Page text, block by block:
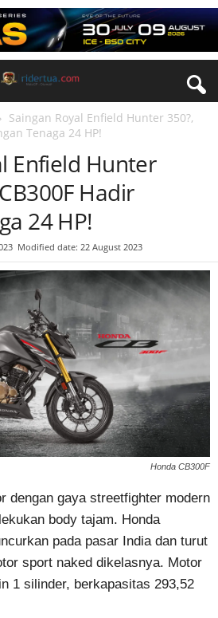
Saingan Royal Enfield Hunter 350?,
Tenaga 24 HP!
Enfield Hunter
Hadir
24 HP!
Modified date: 22 August 2023
Honda CB300F
dengan gaya streetfighter modern
body tajam. Honda
pada pasar India dan turut
sport naked dikelasnya. Motor
1 silinder, berkapasitas 293,52